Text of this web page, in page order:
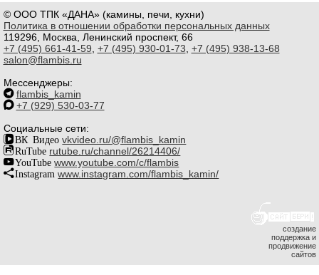
© ООО ТПК «ДАНА» (камины, печи, кухни)
Политика в отношении обработки персональных данных
119296, Москва, Ленинский проспект, 66
+7 (495) 661-41-59 +7 (495) 930-01-73 +7 (495) 938-13-68
salon@flambis.ru
Мессенджеры:
flambis_kamin
+7 (929) 530-03-77
Социальные сети:
ВК Видео vkvideo.ru/@flambis_kamin
RuTube rutube.ru/channel/26214406/
YouTube www.youtube.com/c/flambis
Instagram www.instagram.com/flambis_kamin/
создание
поддержка и
продвижение
сайтов